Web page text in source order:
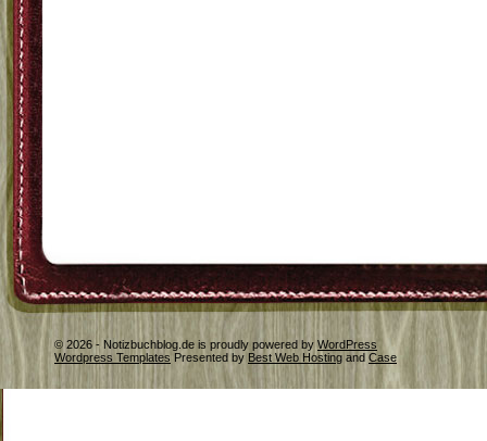
© 2026 - Notizbuchblog.de is proudly powered by WordPress
Wordpress Templates Presented by Best Web Hosting and Case